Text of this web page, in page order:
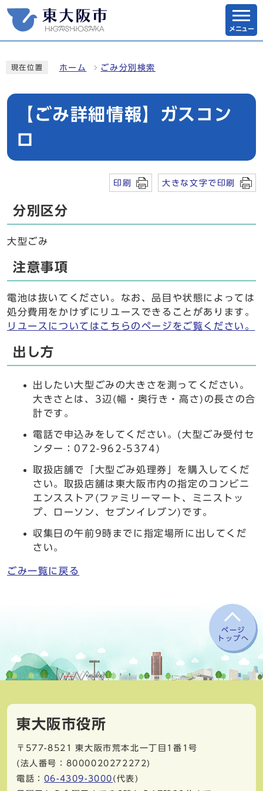
メニュー
現在位置 ホーム ごみ分別検索
【ごみ詳細情報】ガスコン
ロ
印刷 大きな文字で印刷
分別区分
大型ごみ
注意事項
電池は抜いてください。なお、品目や状態によっては
処分費用をかけずにリユースできることがあります。
リユースについてはこちらのページをご覧ください。
出し方
出したい大型ごみの大きさを測ってください。
大きさとは、3辺(幅・奥行き・高さ)の長さの合
計です。
電話で申込みをしてください。(大型ごみ受付セ
ンター：072-962-5374)
取扱店舗で「大型ごみ処理券」を購入してくだ
さい。取扱店舗は東大阪市内の指定のコンビニ
エンスストア(ファミリーマート、ミニストッ
プ、ローソン、セブンイレブン)です。
収集日の午前9時までに指定場所に出してくだ
さい。
ごみ一覧に戻る
ページ
トップへ
東大阪市役所
〒577-8521
東大阪市荒本北一丁目1番1号
(法人番号：8000020272272)
電話： 06-4309-3000 (代表)